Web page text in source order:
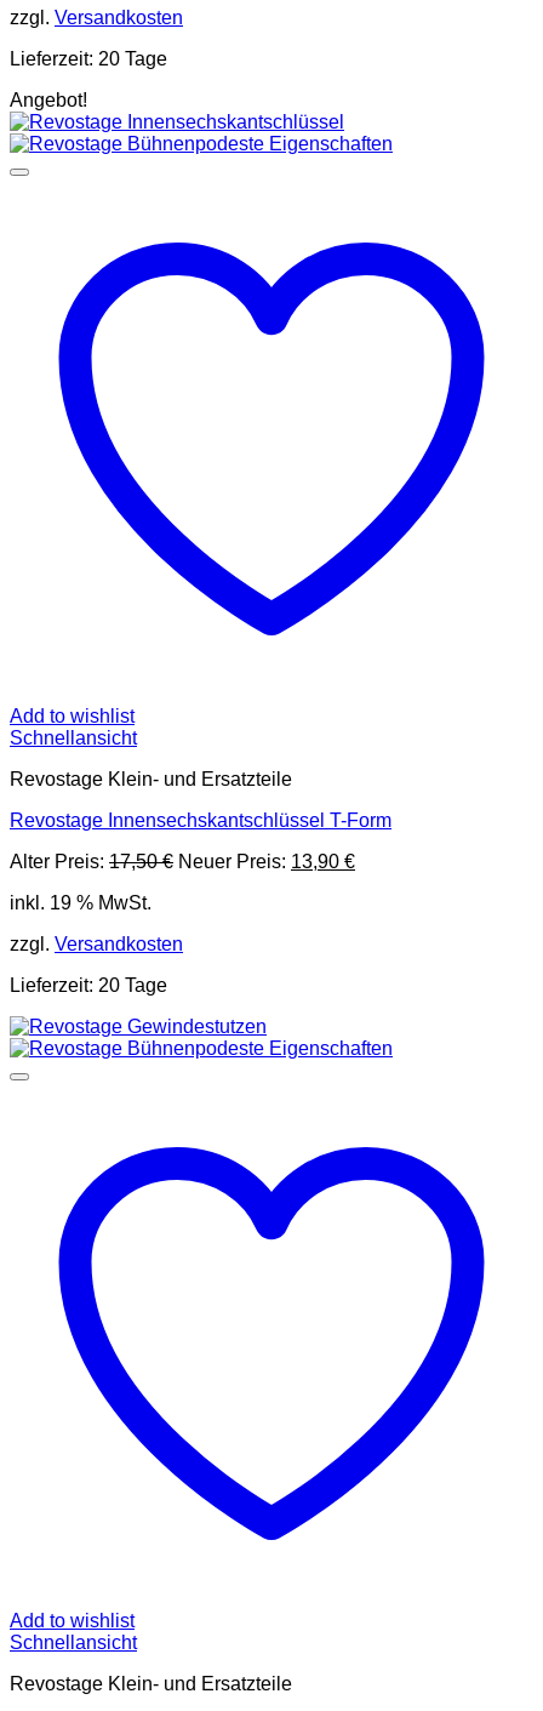
zzgl. Versandkosten
Lieferzeit: 20 Tage
Angebot!
Add to wishlist
Schnellansicht
Revostage Klein- und Ersatzteile
Revostage Innensechskantschlüssel T-Form
Alter Preis: 17,50€ Ursprünglicher
Neuer Preis: 13,90 €Aktueller
inkl. 19 % MwSt.
zzgl. Versandkosten
Lieferzeit: 20 Tage
Add to wishlist
Schnellansicht
Revostage Klein- und Ersatzteile